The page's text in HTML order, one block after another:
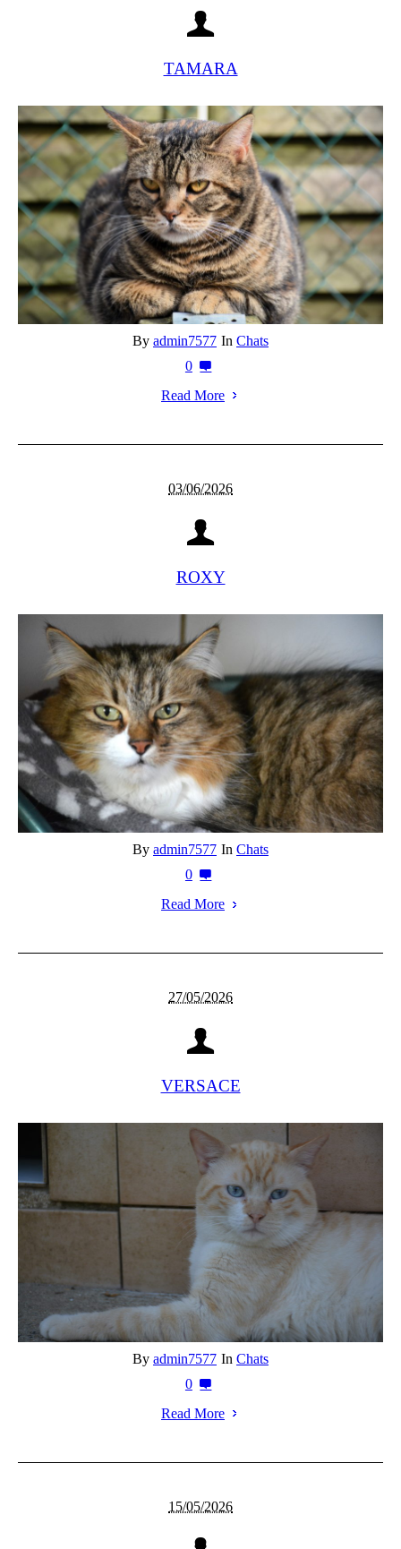
TAMARA
By admin7577 In Chats
0
Read More
03/06/2026
ROXY
By admin7577 In Chats
0
Read More
27/05/2026
VERSACE
By admin7577 In Chats
0
Read More
15/05/2026